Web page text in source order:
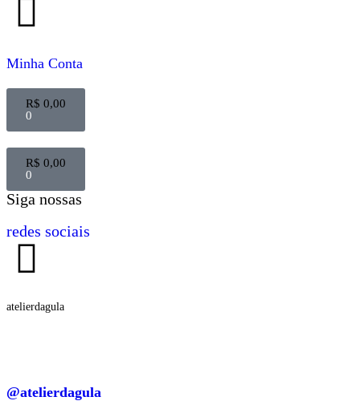
Minha Conta
R$ 0,00
0
R$ 0,00
0
Siga nossas
redes sociais
atelierdagula
@atelierdagula